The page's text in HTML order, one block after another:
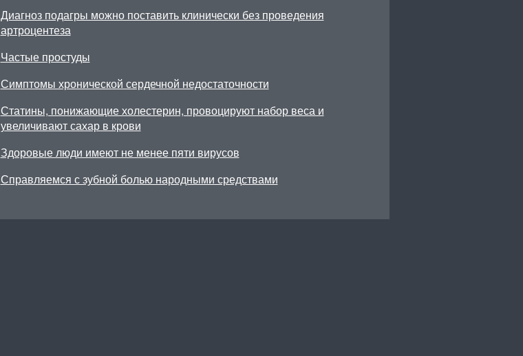
Диагноз подагры можно поставить клинически без проведения
артроцентеза
Частые простуды
Симптомы хронической сердечной недостаточности
Статины, понижающие холестерин, провоцируют набор веса и
увеличивают сахар в крови
Здоровые люди имеют не менее пяти вирусов
Справляемся с зубной болью народными средствами